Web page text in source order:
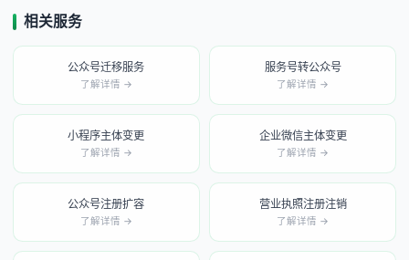
相关服务
公众号迁移服务
了解详情 →
服务号转公众号
了解详情 →
小程序主体变更
了解详情 →
企业微信主体变更
了解详情 →
公众号注册扩容
了解详情 →
营业执照注册注销
了解详情 →